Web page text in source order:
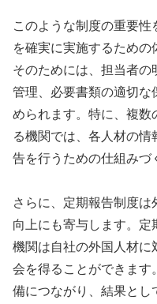
このような制度の重要
を確実に実施するための
そのためには、担当者
管理、必要書類の適切な
められます。特に、複数
る機関では、各人材の
告を行うための仕組みづ
さらに、定期報告制度
向上にも寄与します。
機関は自社の外国人材に
会を得ることができます
備につながり、結果とし